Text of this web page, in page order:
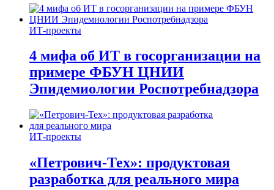
ИТ-проекты
4 мифа об ИТ в госорганизации на
примере ФБУН ЦНИИ
Эпидемиологии Роспотребнадзора
ИТ-проекты
«Петрович-Тех»: продуктовая
разработка для реального мира